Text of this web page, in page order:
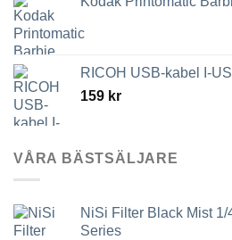
RICOH USB-kabel I-
159 kr
VÅRA BÄSTSÄLJARE
NiSi Filter Black Mist
Series